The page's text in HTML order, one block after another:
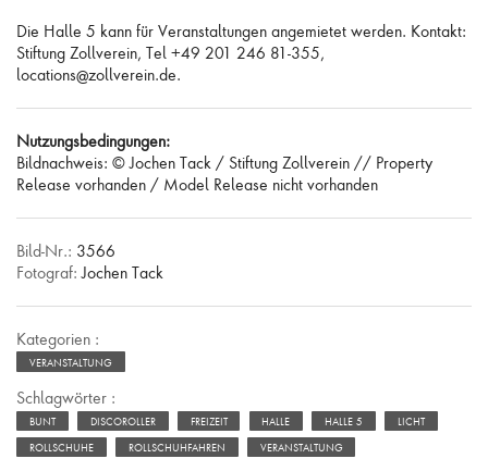
Die Halle 5 kann für Veranstaltungen angemietet werden. Kontakt:
Stiftung Zollverein, Tel +49 201 246 81-355,
locations@zollverein.de.
Nutzungsbedingungen:
Bildnachweis: © Jochen Tack / Stiftung Zollverein // Property
Release vorhanden / Model Release nicht vorhanden
Bild-Nr.: 3566
Fotograf: Jochen Tack
Kategorien :
VERANSTALTUNG
Schlagwörter :
BUNT DISCOROLLER FREIZEIT HALLE HALLE 5 LICHT
ROLLSCHUHE ROLLSCHUHFAHREN VERANSTALTUNG